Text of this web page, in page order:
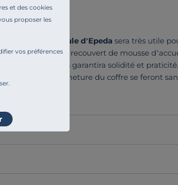
et des cookies
proposer les
vos préférences
coffre Hercule d’Epeda sera très utile
Son plateau recouvert de mousse
coffre vous garantira solidité et praticité.
et la fermeture du coffre se feront